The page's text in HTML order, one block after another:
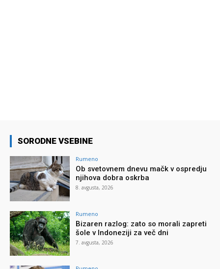
SORODNE VSEBINE
Rumeno
Ob svetovnem dnevu mačk v ospredju
njihova dobra oskrba
8. avgusta, 2026
Rumeno
Bizaren razlog: zato so morali zapreti
šole v Indoneziji za več dni
7. avgusta, 2026